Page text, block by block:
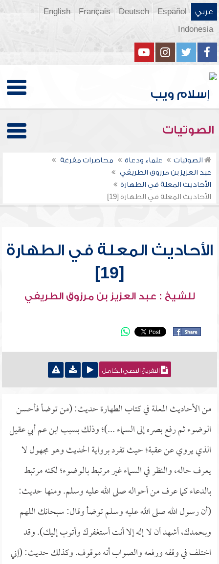
عربي Español
Deutsch
Français
English
Indonesia
الصوتيات
الصوتيات علماء ودعاة
محاضرات مفرغة
عبد العزيز بن مرزوق الطريفي
الأحاديث المعلة في الطهارة
الأحاديث المعلة في الطهارة [19]
الأحاديث المعلة في الطهارة
[19]
للشيخ : عبد العزيز بن مرزوق الطريفي
التفريغ النصي الكامل
من الأحاديث المعلة في كتاب الطهارة حديث: (من توضأ فأحسن
الوضوء ثم رفع بصره إلى السماء ...)؛ وذلك بسبب ابن عم أبي عقيل
الذي يروي عن عقبة؛ حيث تفرد برواية الحديث وهو مجهول لا
يعرف حاله، والنظر في السماء غير مرتبط بالوضوء؛ لكنه مرتبط
بالدعاء كما عرف من أحواله صلى الله عليه وسلم. ومنها حديث:
(أن رسول الله صلى الله عليه وسلم توضأ وقال: سبحانك اللهم
وبحمدك، أشهد أن لا إله إلا أنت أستغفرك وأتوب إليك). وقد
اختلف في وقفه ورفعه والصواب أنه موقوف. وكذلك حديث: (إني